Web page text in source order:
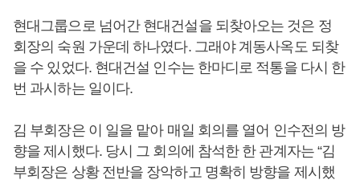
현대그룹으로 넘어간 현대건설을 되찾아오는 것은 정
회장의 숙원 가운데 하나였다. 그래야 계동사옥도 되찾
을 수 있었다. 현대건설 인수는 한마디로 적통을 다시 한
번 과시하는 일이다.
김 부회장은 이 일을 맡아 매일 회의를 열어 인수전의 방
향을 제시했다. 당시 그 회의에 참석한 한 관계자는 “김
부회장은 상황 전반을 장악하고 명확히 방향을 제시했